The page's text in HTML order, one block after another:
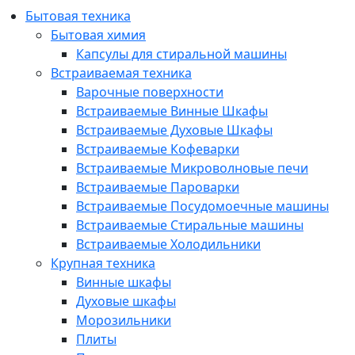
Бытовая техника
Бытовая химия
Капсулы для стиральной машины
Встраиваемая техника
Варочные поверхности
Встраиваемые Винные Шкафы
Встраиваемые Духовые Шкафы
Встраиваемые Кофеварки
Встраиваемые Микроволновые печи
Встраиваемые Пароварки
Встраиваемые Посудомоечные машины
Встраиваемые Стиральные машины
Встраиваемые Холодильники
Крупная техника
Винные шкафы
Духовые шкафы
Морозильники
Плиты